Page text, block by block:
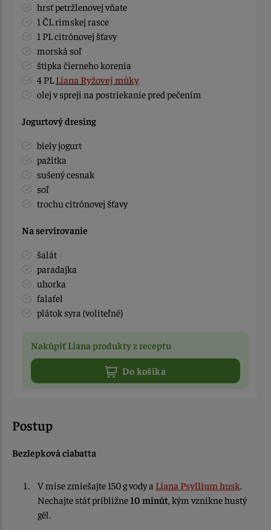
hrsť petržlenovej vňate
1 ČL rímskej rasce
1 PL citrónovej šťavy
morská soľ
štipka čierneho korenia
4 PL Liana Ryžovej múky
olej v spreji na postriekanie pred pečením
Jogurtový dresing
biely jogurt
pažítka
sušený cesnak
soľ
trochu citrónovej šťavy
Na servírovanie
šalát
paradajka
uhorka
falafel
plátok syra (voliteľné)
Nakúpiť Liana produkty z receptu
Do košíka
Postup
Bezlepková ciabatta
V mise zmiešajte 150 g vody a Liana Psyllium husk.
Nechajte stáť približne10 minút, kým vznikne hustý
gél.